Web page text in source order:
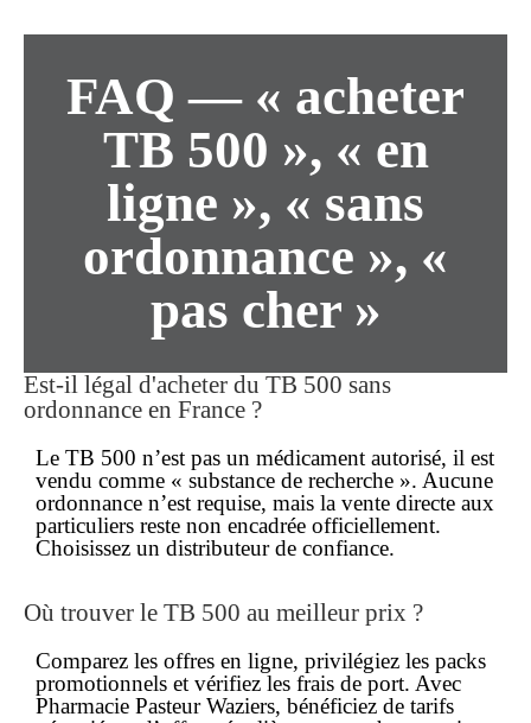
FAQ — « acheter
TB 500 », « en
ligne », « sans
ordonnance », «
pas cher »
Est-il légal d'acheter du TB 500 sans
ordonnance en France ?
Le TB 500 n’est pas un médicament autorisé, il est
vendu comme « substance de recherche ». Aucune
ordonnance n’est requise, mais la vente directe aux
particuliers reste non encadrée officiellement.
Choisissez un distributeur de confiance.
Où trouver le TB 500 au meilleur prix ?
Comparez les offres en ligne, privilégiez les packs
promotionnels et vérifiez les frais de port. Avec
Pharmacie Pasteur Waziers, bénéficiez de tarifs